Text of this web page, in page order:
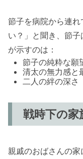
節子を病院から連
い？」と聞き、節
が示すのは：
節子の純粋な願
清太の無力感と
二人の絆の深さ
戦時下の家
親戚のおばさんの